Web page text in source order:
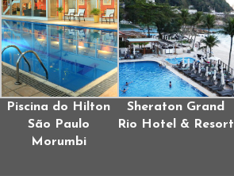
Piscina do Hilton
São Paulo
Morumbi
Sheraton Grand
Rio Hotel & Resort